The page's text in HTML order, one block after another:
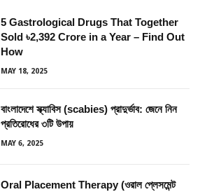
5 Gastrological Drugs That Together
Sold ৳2,392 Crore in a Year – Find Out
How
MAY 18, 2025
বাংলাদেশে স্ক্যাবিস (scabies) প্রাদুর্ভাব: জেনে নিন
প্রতিরোধের ৩টি উপায়
MAY 6, 2025
Oral Placement Therapy (ওরাল প্লেসমেন্ট